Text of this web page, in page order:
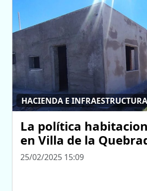
HACIENDA E INFRAESTRUCTURA
La política
en Villa de la
25/02/2025 15:09